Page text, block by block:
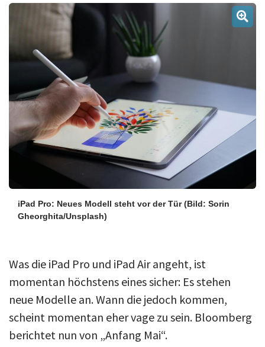
Anmelden
iPad Pro: Neues Modell steht vor der Tür(Bild: Sorin
Gheorghita/Unsplash)
Was die iPad Pro und iPad Air angeht, ist
momentan höchstens eines sicher: Es stehen
neue Modelle an. Wann die jedoch kommen,
scheint momentan eher vage zu sein. Bloomberg
berichtet nun von „Anfang Mai“.